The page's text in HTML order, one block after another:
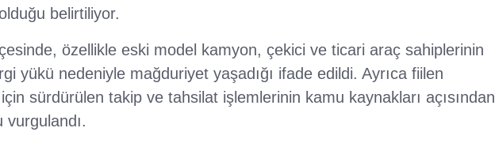
belirtiliyor.
özellikle eski model kamyon, çekici ve ticari araç sahiplerinin
yükü nedeniyle mağduriyet yaşadığı ifade edildi. Ayrıca fiilen
sürdürülen takip ve tahsilat işlemlerinin kamu kaynakları açısından